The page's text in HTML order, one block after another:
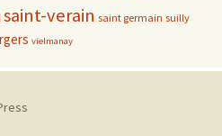
saint-verain saint germain suilly
vielmanay